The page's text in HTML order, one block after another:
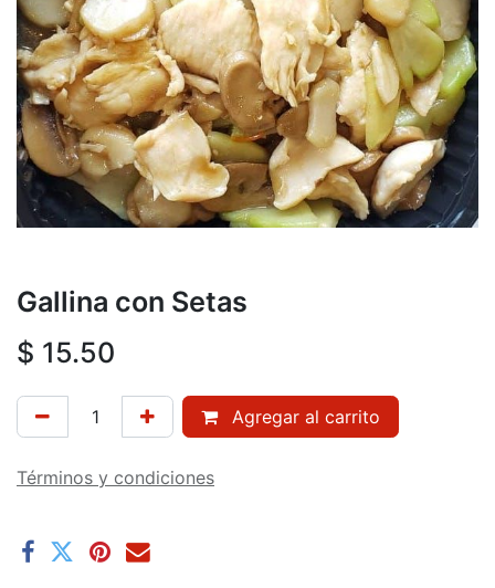
Gallina con Setas
$ 15.50
Agregar al carrito
Términos y condiciones